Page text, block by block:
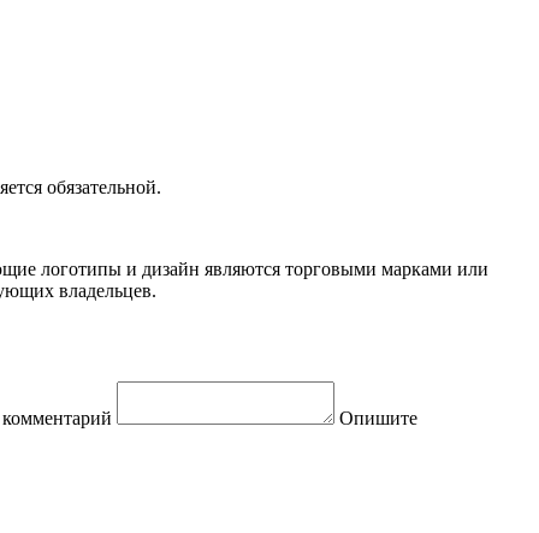
обязательной.
логотипы и дизайн являются торговыми марками или
владельцев.
Опишите